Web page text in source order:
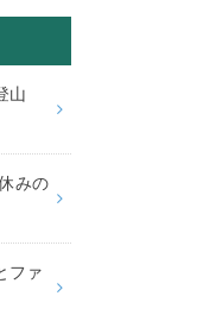
山
みの
ファ